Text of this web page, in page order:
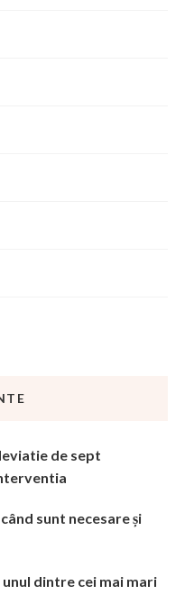
de sept
sunt necesare și
dintre cei mai mari